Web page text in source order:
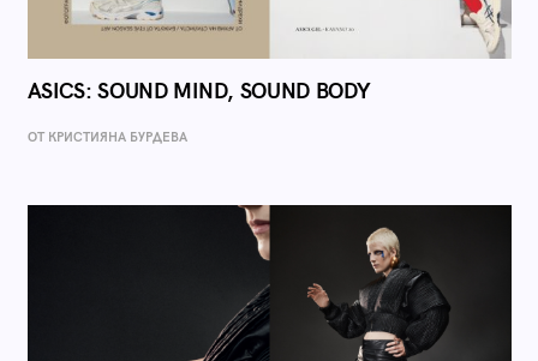
ASICS: SOUND MIND, SOUND BODY
ОТ КРИСТИЯНА БУРДЕВА